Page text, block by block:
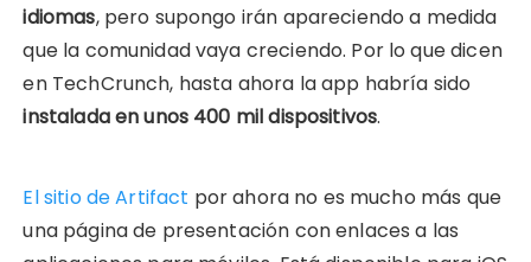
idiomas, pero supongo irán apareciendo a medida
que la comunidad vaya creciendo. Por lo que dicen
en TechCrunch, hasta ahora la app habría sido
instalada en unos 400 mil dispositivos.
El sitio de Artifact por ahora no es mucho más que
una página de presentación con enlaces a las